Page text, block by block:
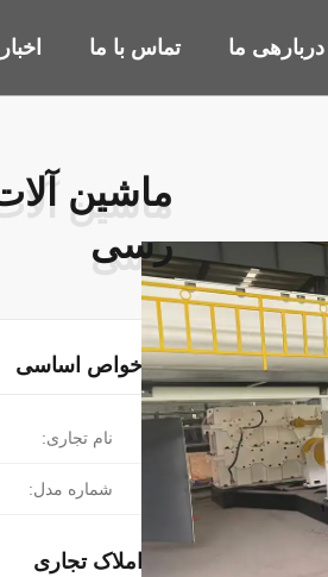
دربارهی ما تماس با ما اخبار
ماشین
رسی
ماشین
رسی
خواص اساسی
نام تجاری:
شماره مدل:
املاک تجاری